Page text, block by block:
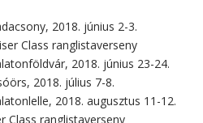
2018. június 2-3.
Class ranglistaverseny
2018. június 23-24.
2018. július 7-8.
2018. augusztus 11-12.
Class ranglistaverseny